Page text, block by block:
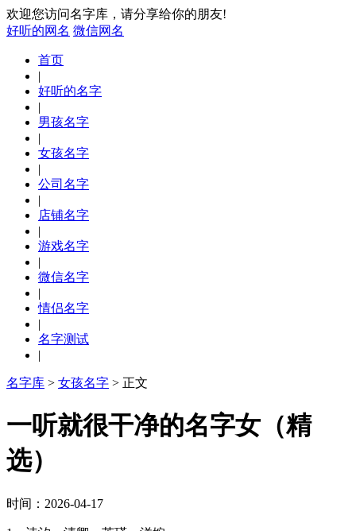
欢迎您访问名字库，请分享给你的朋友!
好听的网名 微信网名
首页
|
好听的名字
|
男孩名字
|
女孩名字
|
公司名字
|
店铺名字
|
游戏名字
|
微信名字
|
情侣名字
|
名字测试
|
名字库 > 女孩名字 > 正文
一听就很干净的名字女（精
选）
时间：2026-04-17